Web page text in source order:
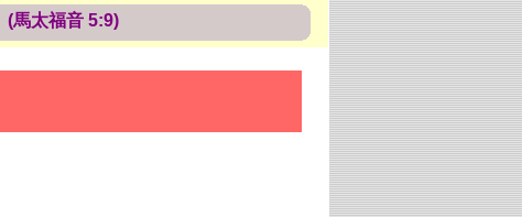
(馬太福音 5:9)